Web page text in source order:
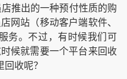
推出的一种预付性质的购
网站（移动客户端软件、
务。不过，有时候我们可
候就需要一个平台来回收
收呢？